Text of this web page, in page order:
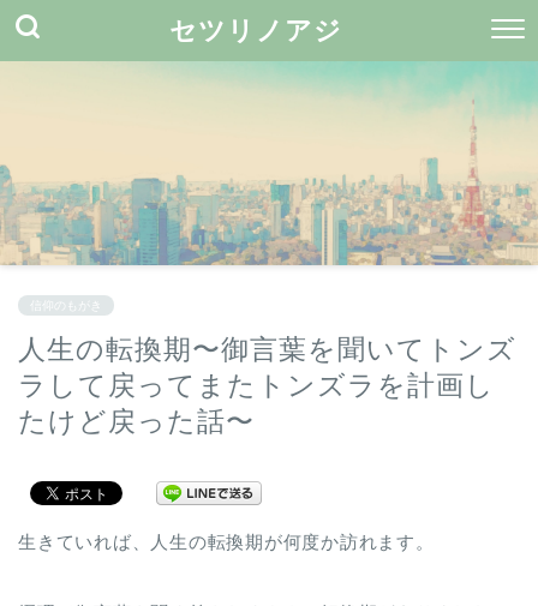
セツリノアジ
信仰のもがき
人生の転換期〜御言葉を聞いてトンズ
ラして戻ってまたトンズラを計画し
たけど戻った話〜
生きていれば、人生の転換期が何度か訪れます。